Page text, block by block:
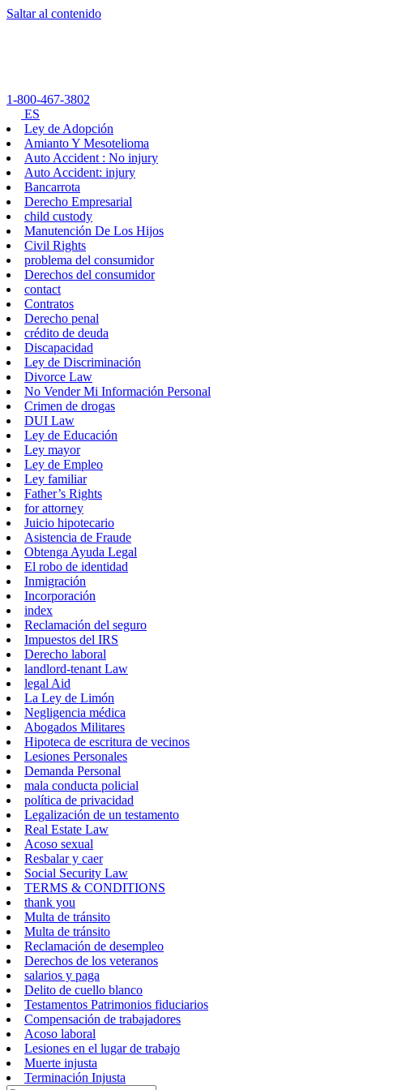
Saltar al contenido
1-800-467-3802
ES
Ley de Adopción
Amianto Y Mesotelioma
Auto Accident : No injury
Auto Accident: injury
Bancarrota
Derecho Empresarial
child custody
Manutención De Los Hijos
Civil Rights
problema del consumidor
Derechos del consumidor
contact
Contratos
Derecho penal
crédito de deuda
Discapacidad
Ley de Discriminación
Divorce Law
No Vender Mi Información Personal
Crimen de drogas
DUI Law
Ley de Educación
Ley mayor
Ley de Empleo
Ley familiar
Father’s Rights
for attorney
Juicio hipotecario
Asistencia de Fraude
Obtenga Ayuda Legal
El robo de identidad
Inmigración
Incorporación
index
Reclamación del seguro
Impuestos del IRS
Derecho laboral
landlord-tenant Law
legal Aid
La Ley de Limón
Negligencia médica
Abogados Militares
Hipoteca de escritura de vecinos
Lesiones Personales
Demanda Personal
mala conducta policial
política de privacidad
Legalización de un testamento
Real Estate Law
Acoso sexual
Resbalar y caer
Social Security Law
TERMS & CONDITIONS
thank you
Multa de tránsito
Multa de tránsito
Reclamación de desempleo
Derechos de los veteranos
salarios y paga
Delito de cuello blanco
Testamentos Patrimonios fiduciarios
Compensación de trabajadores
Acoso laboral
Lesiones en el lugar de trabajo
Muerte injusta
Terminación Injusta